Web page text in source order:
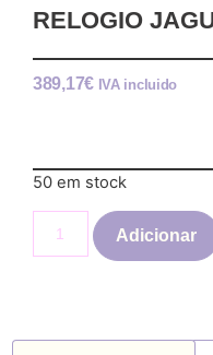
RELOGIO
389,17€ IVA incluido
50 em stock
Adicionar